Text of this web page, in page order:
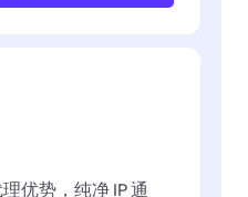
优势，纯净 IP 通